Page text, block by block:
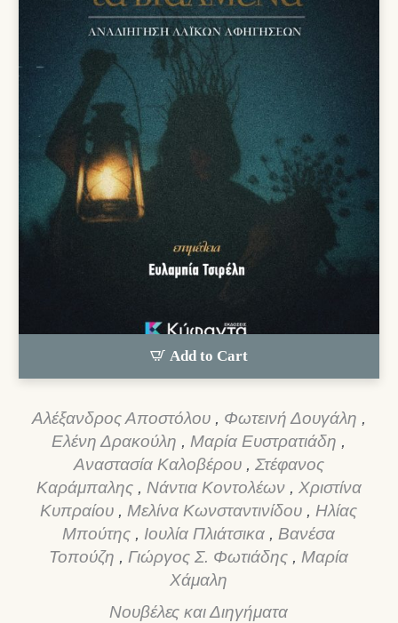
Add to Cart
Αλέξανδρος Αποστόλου , Φωτεινή Δουγάλη ,
Ελένη Δρακούλη ,Μαρία Ευστρατιάδη ,
Αναστασία Καλοβέρου , Στέφανος
Καράμπαλης , Νάντια Κοντολέων , Χριστίνα
Κυπραίου ,Μελίνα Κωνσταντινίδου ,Ηλίας
Μπούτης , Ιουλία Πλιάτσικα ,Βανέσα
Τοπούζη ,Γιώργος Σ. Φωτιάδης ,Μαρία
Χάμαλη
Νουβέλες και Διηγήματα